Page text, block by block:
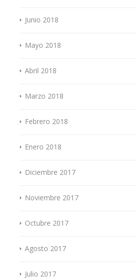
Junio 2018
Mayo 2018
Abril 2018
Marzo 2018
Febrero 2018
Enero 2018
Diciembre 2017
Noviembre 2017
Octubre 2017
Agosto 2017
Julio 2017